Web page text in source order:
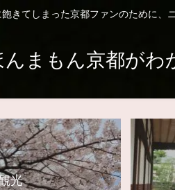
きてしまった京都ファンのために、
んまもん京都がわ
光